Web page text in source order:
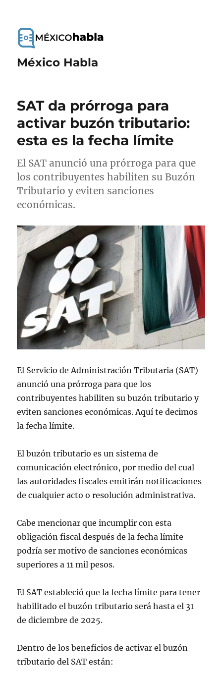
México Habla
SAT da prórroga para
activar buzón tributario:
esta es la fecha límite
El SAT anunció una prórroga para que
los contribuyentes habiliten su Buzón
Tributario y eviten sanciones
económicas.
El Servicio de Administración Tributaria (SAT)
anunció una prórroga para que los
contribuyentes habiliten su buzón tributario y
eviten sanciones económicas. Aquí te decimos
la fecha límite.
El buzón tributario es un sistema de
comunicación electrónico, por medio del cual
las autoridades fiscales emitirán notificaciones
de cualquier acto o resolución administrativa.
Cabe mencionar que incumplir con esta
obligación fiscal después de la fecha límite
podría ser motivo de sanciones económicas
superiores a 11 mil pesos.
El SAT estableció que la fecha límite para tener
habilitado el buzón tributario será hasta el 31
de diciembre de 2025.
Dentro de los beneficios de activar el buzón
tributario del SAT están: